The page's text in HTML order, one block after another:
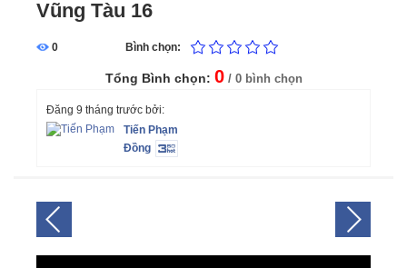
Vũng Tàu 16
0 Bình chọn:
Tổng Bình chọn: 0 / 0 bình chọn
Đăng 9 tháng trước bởi:
Tiến Phạm
Đồng